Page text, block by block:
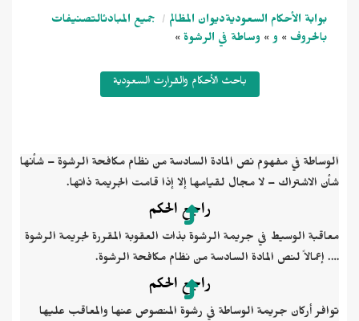
بوابة الأحكام السعوديةديوان المظالم جميع المبادئالتصنيفات
بالحروف » و » وساطة في الرشوة »
باحث الأحكام والقرارت السعودية
الوساطة في مفهوم نص المادة السادسة من نظام مكافحة الرشوة – شأنها
شأن الاشتراك – لا مجال لقيامها إلا إذا قامت الجريمة ذاتها.
راجع الحكم
معاقبة الوسيط في جريمة الرشوة بذات العقوبة المقررة لجريمة الرشوة
…. إعمالاً لنص المادة السادسة من نظام مكافحة الرشوة.
راجع الحكم
توافر أركان جريمة الوساطة في رشوة المنصوص عنها والمعاقب عليها